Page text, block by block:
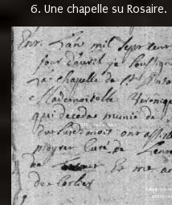
Une chapelle su Rosaire.